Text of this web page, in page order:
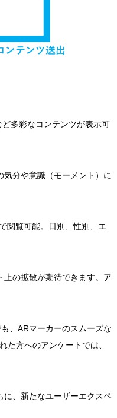
多彩なコンテンツが表示可
気分や意識（モーメント）に
閲覧可能。日別、性別、エ
上の拡散が期待できます。ア
、ARマーカーのスムーズな
た方へのアンケートでは、
に、新たなユーザーエクスペ